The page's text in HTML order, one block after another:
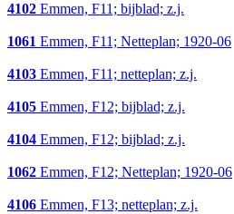
4102 Emmen, F11; bijblad; z.j.
1061 Emmen, F11; Netteplan; 1920-06
4103 Emmen, F11; netteplan; z.j.
4105 Emmen, F12; bijblad; z.j.
4104 Emmen, F12; bijblad; z.j.
1062 Emmen, F12; Netteplan; 1920-06
4106 Emmen, F13; netteplan; z.j.